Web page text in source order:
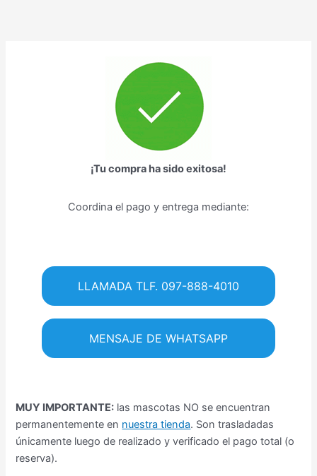
¡Tu compra ha sido exitosa!
Coordina el pago y entrega mediante:
LLAMADA TLF. 097-888-4010
MENSAJE DE WHATSAPP
MUY IMPORTANTE: las mascotas NO se encuentran
permanentemente en nuestra tienda. Son trasladadas
únicamente luego de realizado y verificado el pago total (o
reserva).